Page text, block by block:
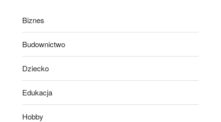
Biznes
Budownictwo
Dziecko
Edukacja
Hobby